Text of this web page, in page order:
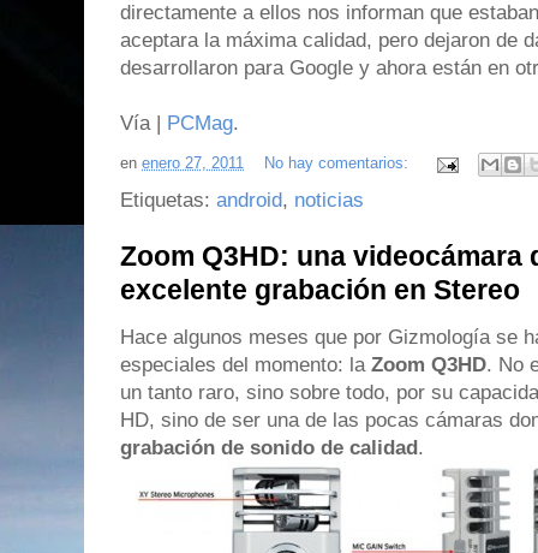
directamente a ellos nos informan que
aceptara la máxima calidad, pero dejaron de
desarrollaron para Google y ahora están en
Vía | PCMag.
en enero 27, 2011 No hay comentarios:
Etiquetas: android, noticias
Zoom Q3HD: una videocámara
excelente grabación en Stereo
Hace algunos meses que por Gizmología se
especiales del momento: la Zoom Q3HD. No
un tanto raro, sino sobre todo, por su
HD, sino de ser una de las pocas cámaras
grabación de sonido de calidad .